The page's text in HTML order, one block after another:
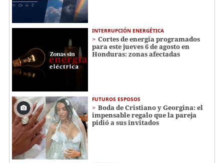
INTERRUPCIÓN ENERGÉTICA
Cortes de energía programados
para este jueves 6 de agosto en
Honduras: zonas afectadas
FUTUROS ESPOSOS
Boda de Cristiano y Georgina: el
impensable regalo que la pareja
pidió a sus invitados